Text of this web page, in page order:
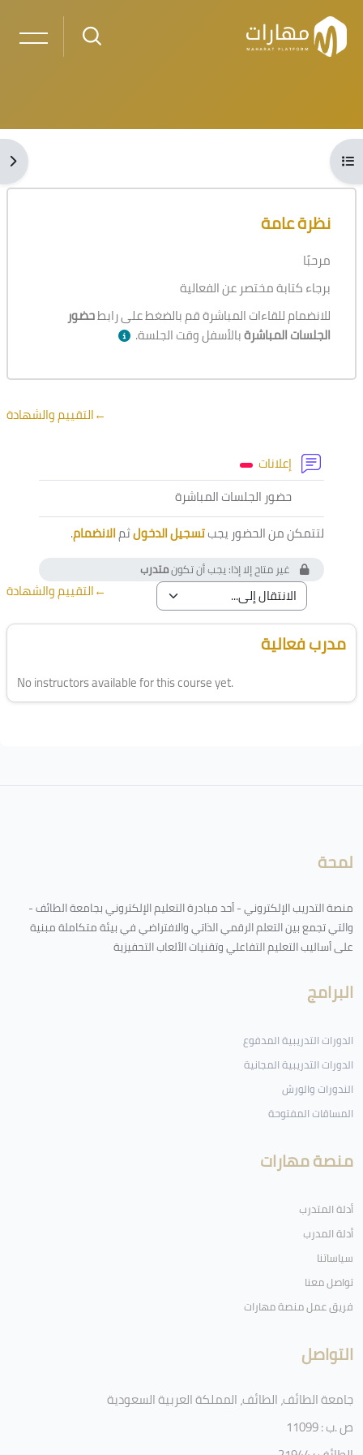
تخطى إلى المحتوى الرئيسي
الكتل
فتح فهرس المقرر
الكتل
تجاوز [Cocoon] نظرة عامة على الدورة
نظرة عامة
مرحبًا
برجاء كتابة مختصر عن الفعالية
للانضمام للقاءات المباشرة قم بالضغط على رابطحضور
الجلسات المباشرةبالأسفل وقت الجلسة.
←التقييم والشهادة
إعلانات منتدى
حضور الجلسات المباشرةأداة خارجية
لتتمكن من الحضور يجبتسجيل الدخولثمالانضمام.
غير متاح إلا إذا: يجب أن تكونمتدرب
←التقييم والشهادة
الكتل
تجاوز [Cocoon] Course Instructor
مدرب فعالية
No instructors available for this course yet.
لمحة
منصة التدريب الإلكتروني - أحد مبادرة التعليم الإلكتروني بجامعة الطائف -
والتي تجمع بين التعلم الرقمي الذاتي والافتراضي في بيئة متكاملة مبنية
على أساليب التعليم التفاعلي وتقنيات الألعاب التحفيزية
البرامج
الدورات التدريبية المدفوع
الدورات التدريبية المجانية
الندورات والورش
المساقات المفتوحة
منصة مهارات
أدلة المتدرب
أدلة المدرب
سياساتنا
تواصل معنا
فريق عمل منصة مهارات
التواصل
جامعة الطائف، الطائف، المملكة العربية السعودية
ص .ب : 11099